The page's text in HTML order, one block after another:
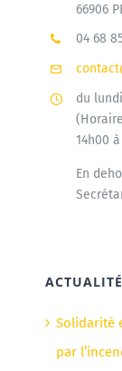
66906
04 68
du
14h00
En
Solidarité
par